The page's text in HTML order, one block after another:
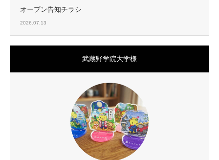
オープン告知チラシ
2026.07.13
武蔵野学院大学様